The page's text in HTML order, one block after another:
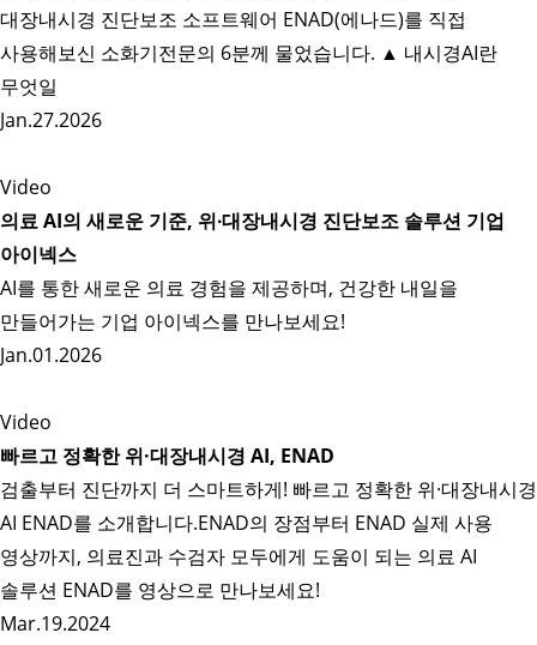
대장내시경 진단보조 소프트웨어 ENAD(에나드)를 직접
사용해보신 소화기전문의 6분께 물었습니다. ▲ 내시경AI란
무엇일
Jan.27.2026
Video
의료 AI의 새로운 기준, 위∙대장내시경 진단보조 솔루션 기업
아이넥스
AI를 통한 새로운 의료 경험을 제공하며, 건강한 내일을
만들어가는 기업 아이넥스를 만나보세요!
Jan.01.2026
Video
빠르고 정확한 위·대장내시경 AI, ENAD
검출부터 진단까지 더 스마트하게! 빠르고 정확한 위·대장내시경
AI ENAD를 소개합니다.ENAD의 장점부터 ENAD 실제 사용
영상까지, 의료진과 수검자 모두에게 도움이 되는 의료 AI
솔루션 ENAD를 영상으로 만나보세요!
Mar.19.2024